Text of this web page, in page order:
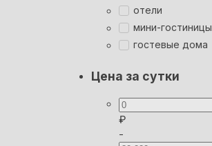
отели
мини-гостиницы
гостевые дома
Цена за сутки
₽
-